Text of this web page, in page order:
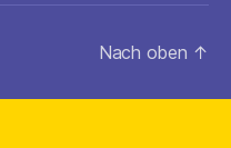
Nach oben ↑